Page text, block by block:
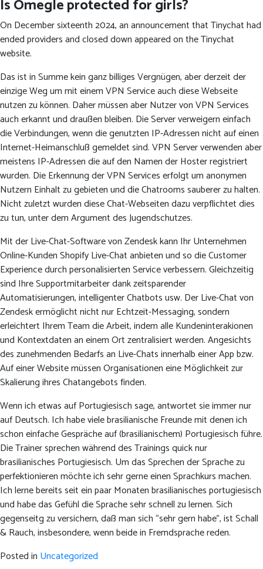
Is Omegle protected for girls?
On December sixteenth 2024, an announcement that Tinychat had
ended providers and closed down appeared on the Tinychat
website.
Das ist in Summe kein ganz billiges Vergnügen, aber derzeit der
einzige Weg um mit einem VPN Service auch diese Webseite
nutzen zu können. Daher müssen aber Nutzer von VPN Services
auch erkannt und draußen bleiben. Die Server verweigern einfach
die Verbindungen, wenn die genutzten IP-Adressen nicht auf einen
Internet-Heimanschluß gemeldet sind. VPN Server verwenden aber
meistens IP-Adressen die auf den Namen der Hoster registriert
wurden. Die Erkennung der VPN Services erfolgt um anonymen
Nutzern Einhalt zu gebieten und die Chatrooms sauberer zu halten.
Nicht zuletzt wurden diese Chat-Webseiten dazu verpflichtet dies
zu tun, unter dem Argument des Jugendschutzes.
Mit der Live-Chat-Software von Zendesk kann Ihr Unternehmen
Online-Kunden Shopify Live-Chat anbieten und so die Customer
Experience durch personalisierten Service verbessern. Gleichzeitig
sind Ihre Supportmitarbeiter dank zeitsparender
Automatisierungen, intelligenter Chatbots usw. Der Live-Chat von
Zendesk ermöglicht nicht nur Echtzeit-Messaging, sondern
erleichtert Ihrem Team die Arbeit, indem alle Kundeninterakionen
und Kontextdaten an einem Ort zentralisiert werden. Angesichts
des zunehmenden Bedarfs an Live-Chats innerhalb einer App bzw.
Auf einer Website müssen Organisationen eine Möglichkeit zur
Skalierung ihres Chatangebots finden.
Wenn ich etwas auf Portugiesisch sage, antwortet sie immer nur
auf Deutsch. Ich habe viele brasilianische Freunde mit denen ich
schon einfache Gespräche auf (brasilianischem) Portugiesisch führe.
Die Trainer sprechen während des Trainings quick nur
brasilianisches Portugiesisch. Um das Sprechen der Sprache zu
perfektionieren möchte ich sehr gerne einen Sprachkurs machen.
Ich lerne bereits seit ein paar Monaten brasilianisches portugiesisch
und habe das Gefühl die Sprache sehr schnell zu lernen. Sich
gegenseitg zu versichern, daß man sich “sehr gern habe”, ist Schall
& Rauch, insbesondere, wenn beide in Fremdsprache reden.
Posted in Uncategorized